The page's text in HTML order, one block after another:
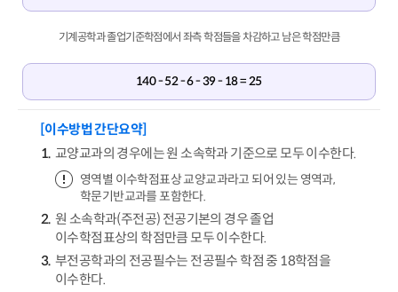
기계공학과 졸업기준학점에서 좌측 학점들을 차감하고 남은 학점만큼
140 - 52 - 6 - 39 - 18 = 25
[이수방법 간단요약]
교양교과의 경우에는 원 소속학과 기준으로 모두 이수한다.
영역별 이수학점표상 교양교과라고 되어 있는 영역과,
학문기반교과를 포함한다.
원 소속학과(주전공) 전공기본의 경우 졸업
이수학점표상의 학점만큼 모두 이수한다.
부전공학과의 전공필수는 전공필수 학점 중 18학점을
이수한다.